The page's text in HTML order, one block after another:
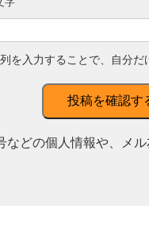
を入力することで、自分だ
投稿を確認す
どの個人情報や、メ